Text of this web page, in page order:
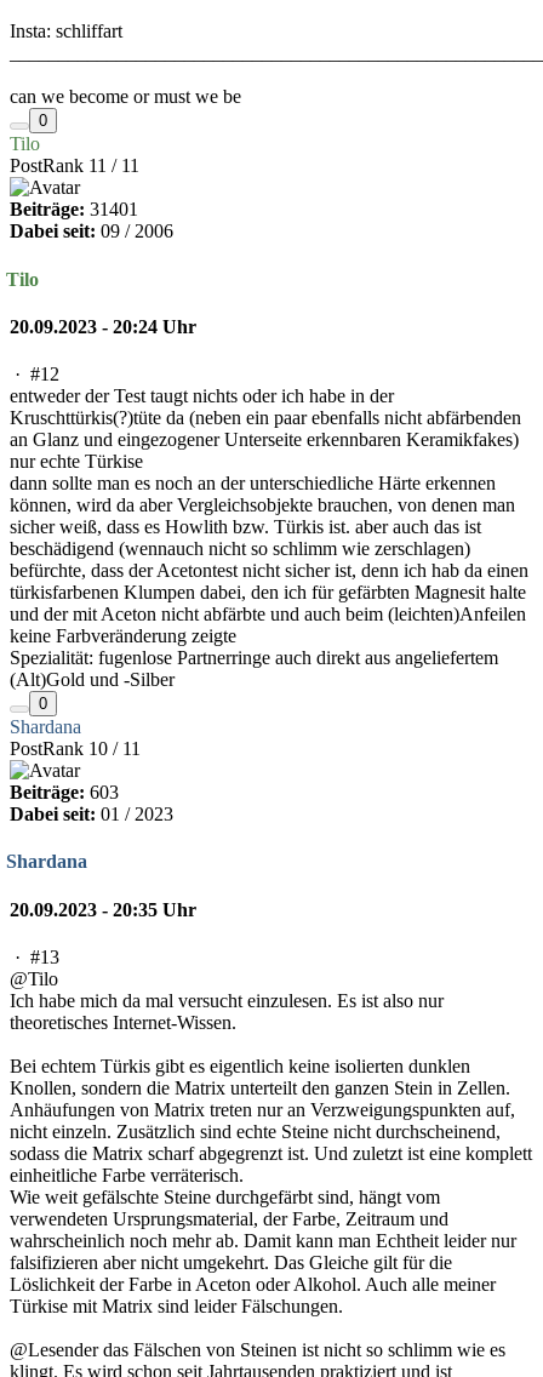
Insta: schliffart
can we become or must we be
0
Tilo
PostRank 11 / 11
Beiträge: 31401
Dabei seit: 09 / 2006
Tilo
20.09.2023 - 20:24 Uhr
· #12
entweder der Test taugt nichts oder ich habe in der
Kruschttürkis(?)tüte da (neben ein paar ebenfalls nicht abfärbenden
an Glanz und eingezogener Unterseite erkennbaren Keramikfakes)
nur echte Türkise
dann sollte man es noch an der unterschiedliche Härte erkennen
können, wird da aber Vergleichsobjekte brauchen, von denen man
sicher weiß, dass es Howlith bzw. Türkis ist. aber auch das ist
beschädigend (wennauch nicht so schlimm wie zerschlagen)
befürchte, dass der Acetontest nicht sicher ist, denn ich hab da einen
türkisfarbenen Klumpen dabei, den ich für gefärbten Magnesit halte
und der mit Aceton nicht abfärbte und auch beim (leichten)Anfeilen
keine Farbveränderung zeigte
Spezialität: fugenlose Partnerringe auch direkt aus angeliefertem
(Alt)Gold und -Silber
0
Shardana
PostRank 10 / 11
Beiträge: 603
Dabei seit: 01 / 2023
Shardana
20.09.2023 - 20:35 Uhr
· #13
@Tilo
Ich habe mich da mal versucht einzulesen. Es ist also nur
theoretisches Internet-Wissen.
Bei echtem Türkis gibt es eigentlich keine isolierten dunklen
Knollen, sondern die Matrix unterteilt den ganzen Stein in Zellen.
Anhäufungen von Matrix treten nur an Verzweigungspunkten auf,
nicht einzeln. Zusätzlich sind echte Steine nicht durchscheinend,
sodass die Matrix scharf abgegrenzt ist. Und zuletzt ist eine komplett
einheitliche Farbe verräterisch.
Wie weit gefälschte Steine durchgefärbt sind, hängt vom
verwendeten Ursprungsmaterial, der Farbe, Zeitraum und
wahrscheinlich noch mehr ab. Damit kann man Echtheit leider nur
falsifizieren aber nicht umgekehrt. Das Gleiche gilt für die
Löslichkeit der Farbe in Aceton oder Alkohol. Auch alle meiner
Türkise mit Matrix sind leider Fälschungen.
@Lesender das Fälschen von Steinen ist nicht so schlimm wie es
klingt. Es wird schon seit Jahrtausenden praktiziert und ist